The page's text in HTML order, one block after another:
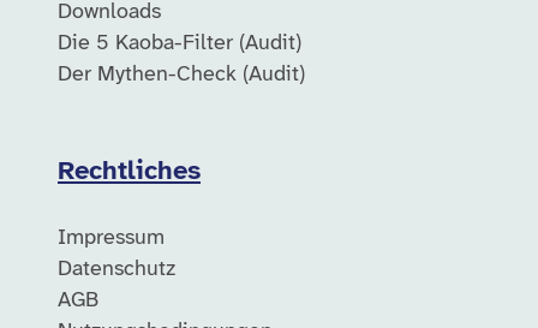
Downloads
Die 5 Kaoba-Filter (Audit)
Der Mythen-Check (Audit)
Rechtliches
Impressum
Datenschutz
AGB